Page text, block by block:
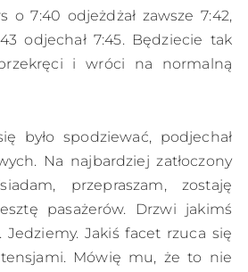
o 7:40 odjeżdżał zawsze 7:42,
odjechał 7:45. Będziecie tak
i wróci na normalną
było spodziewać, podjechał
Na najbardziej zatłoczony
przepraszam, zostaję
pasażerów. Drzwi jakimś
Jakiś facet rzuca się
Mówię mu, że to nie